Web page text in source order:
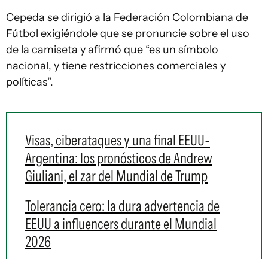
Cepeda se dirigió a la Federación Colombiana de
Fútbol exigiéndole que se pronuncie sobre el uso
de la camiseta y afirmó que “es un símbolo
nacional, y tiene restricciones comerciales y
políticas”.
Visas, ciberataques y una final EEUU-
Argentina: los pronósticos de Andrew
Giuliani, el zar del Mundial de Trump
Tolerancia cero: la dura advertencia de
EEUU a influencers durante el Mundial
2026